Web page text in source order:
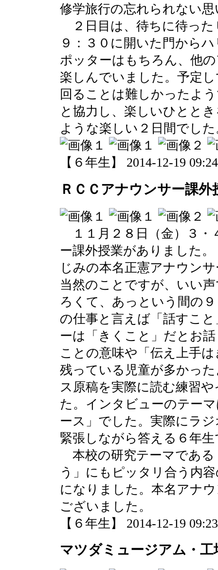
修学旅行の忘れられない
２日目は、待ちに待った
９：３０に開いた門から
ポッターはもちろん、他
楽しんでいました。予定
回ることは難しかったよ
と協力し、楽しいひとと
ような楽しい２日間でし
【６年生】 2014-12-19
ＲＣＣアナウンサー課外
１１月２８日（金）３・
ー課外授業がありました
じみの本名正憲アナウン
当然のことですが、いい
ろくて、あっという間の
の仕事と言えば「話すこ
ーは「きくこと」だとお
ことの意味や「伝え上手
残っている児童が多かっ
ス原稿を実際に読む練習
た。インタビューのテー
ース」でした。実際にラ
緊張しながら答える６年
本校の研究テーマであ
う」にもピッタリ合う内
になりました。本名アナ
ございました。
【６年生】 2014-12-19
マツダミュージアム・工